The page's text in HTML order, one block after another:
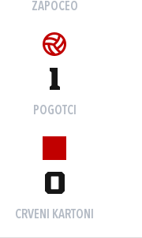
ZAPOČEO
1
POGOTCI
0
CRVENI KARTONI